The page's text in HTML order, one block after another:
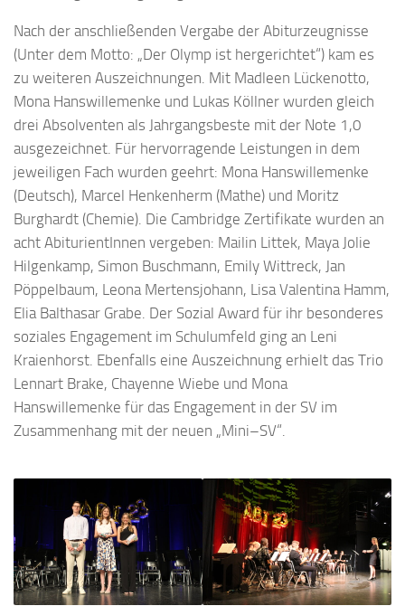
Nach der anschließenden Vergabe der Abiturzeugnisse
(Unter dem Motto: „Der Olymp ist hergerichtet“) kam es
zu weiteren Auszeichnungen. Mit Madleen Lückenotto,
Mona Hanswillemenke und Lukas Köllner wurden gleich
drei Absolventen als Jahrgangsbeste mit der Note 1,0
ausgezeichnet. Für hervorragende Leistungen in dem
jeweiligen Fach wurden geehrt: Mona Hanswillemenke
(Deutsch), Marcel Henkenherm (Mathe) und Moritz
Burghardt (Chemie). Die Cambridge Zertifikate wurden an
acht AbiturientInnen vergeben: Mailin Littek, Maya Jolie
Hilgenkamp, Simon Buschmann, Emily Wittreck, Jan
Pöppelbaum, Leona Mertensjohann, Lisa Valentina Hamm,
Elia Balthasar Grabe. Der Sozial Award für ihr besonderes
soziales Engagement im Schulumfeld ging an Leni
Kraienhorst. Ebenfalls eine Auszeichnung erhielt das Trio
Lennart Brake, Chayenne Wiebe und Mona
Hanswillemenke für das Engagement in der SV im
Zusammenhang mit der neuen „Mini–SV“.